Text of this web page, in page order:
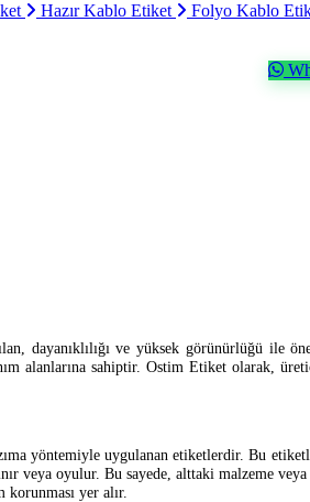
Hazır Kablo Etiket Folyo Kablo
dayanıklılığı ve yüksek görünürlüğü
alanlarına sahiptir. Ostim Etiket olarak,
yöntemiyle uygulanan etiketlerdir. Bu
veya oyulur. Bu sayede, alttaki malzeme
yer alır.